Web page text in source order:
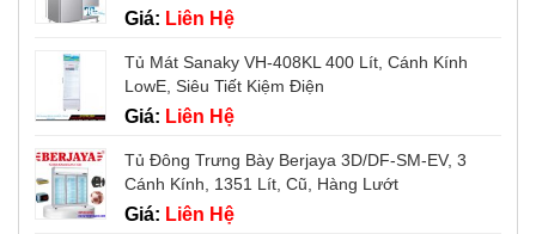
Giá: Liên Hệ
Tủ Mát Sanaky VH-408KL 400 Lít, Cánh Kính
LowE, Siêu Tiết Kiệm Điện
Giá: Liên Hệ
Tủ Đông Trưng Bày Berjaya 3D/DF-SM-EV, 3
Cánh Kính, 1351 Lít, Cũ, Hàng Lướt
Giá: Liên Hệ